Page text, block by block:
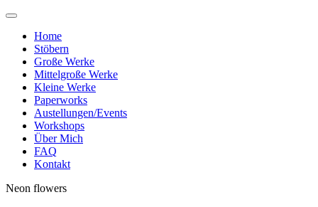
Home
Stöbern
Große Werke
Mittelgroße Werke
Kleine Werke
Paperworks
Austellungen/Events
Workshops
Über Mich
FAQ
Kontakt
Neon flowers